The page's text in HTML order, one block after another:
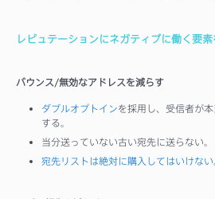
レピュテーションにネガティブに働く要
バウンス/無効なアドレスを減らす
ダブルオプトインを採用し、受信者が
する。
当分送っていない古い宛先に送らない。
宛先リストは絶対に購入してはいけない